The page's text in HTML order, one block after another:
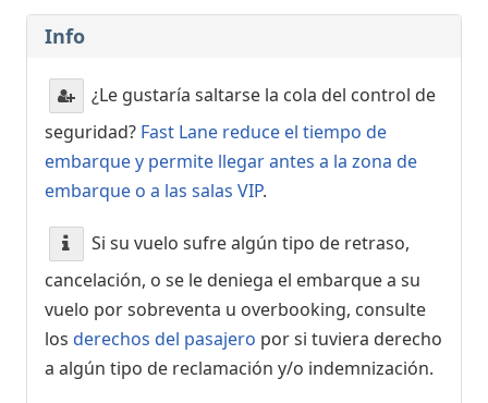
Info
¿Le gustaría saltarse la cola del control de
seguridad? Fast Lane reduce el tiempo de
embarque y permite llegar antes a la zona de
embarque o a las salas VIP.
Si su vuelo sufre algún tipo de retraso,
cancelación, o se le deniega el embarque a su
vuelo por sobreventa u overbooking, consulte
los derechos del pasajero por si tuviera derecho
a algún tipo de reclamación y/o indemnización.